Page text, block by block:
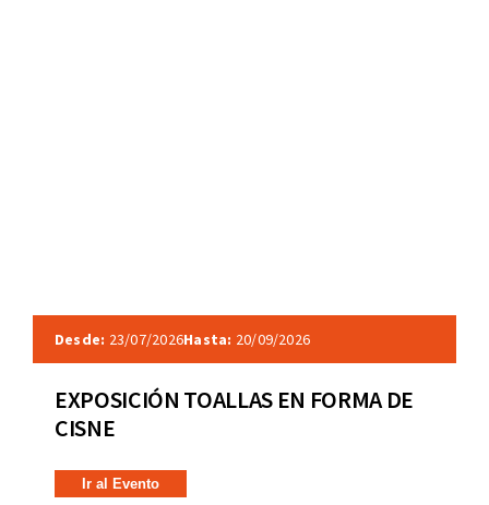
Desde: 23/07/2026Hasta: 20/09/2026
EXPOSICIÓN TOALLAS EN FORMA DE
CISNE
Ir al Evento